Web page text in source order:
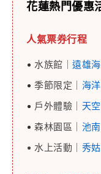
花蓮熱門優惠
人氣票券行程
水族館｜ 遠雄
季節限定｜ 海
戶外體驗｜ 天
森林園區｜ 池
水上活動｜ 秀